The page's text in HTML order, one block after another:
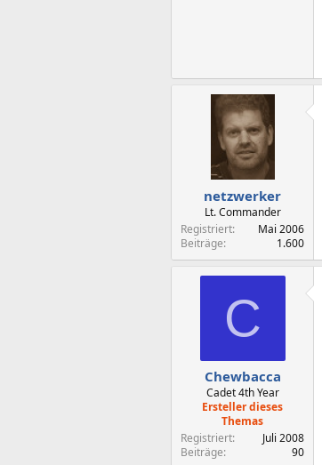
netzwerker
Lt. Commander
Registriert
Mai 2006
Beiträge
1.600
C
Chewbacca
Cadet 4th Year
Ersteller dieses
Themas
Registriert
Juli 2008
Beiträge
90